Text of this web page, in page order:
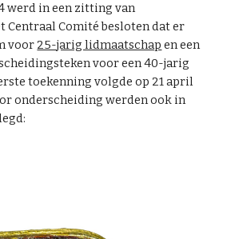
werd in een zitting van
Centraal Comité besloten dat er
voor 25-jarig lidmaatschap en een
voor een 40-jarig
toekenning volgde op 21 april
onderscheiding werden ook in